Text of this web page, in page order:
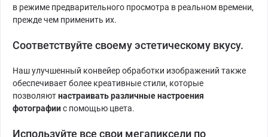
в режиме предварительного просмотра в реальном времени,
прежде чем применить их.
Соответствуйте своему эстетическому вкусу.
Наш улучшенный конвейер обработки изображений также
обеспечивает более креативные стили, которые
позволяютнастраивать различные настроения
фотографиис помощью цвета.
Используйте все свои мегапиксели по